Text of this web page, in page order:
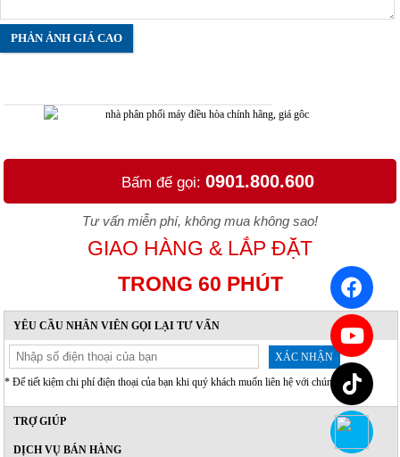
PHẢN ẢNH GIÁ CAO
Bấm để gọi: 0901.800.600
Tư vấn miễn phí, không mua không sao!
GIAO HÀNG & LẮP ĐẶT
TRONG 60 PHÚT
YÊU CẦU NHÂN VIÊN GỌI LẠI TƯ VẤN
XÁC NHẬN
* Để tiết kiệm chi phí điện thoại của bạn khi quý khách muốn liên hệ với chúng tôi .
TRỢ GIÚP
DỊCH VỤ BÁN HÀNG